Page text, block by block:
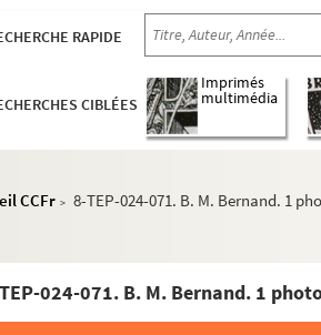
RAPIDE
CIBLÉES
Imprimés
multimédia
CCFr > 8-TEP-024-071. B. M. Bernand. 1
024-071. B. M. Bernand. 1